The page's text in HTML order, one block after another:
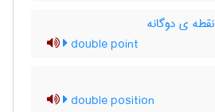
ی دوگانه
double point
double position